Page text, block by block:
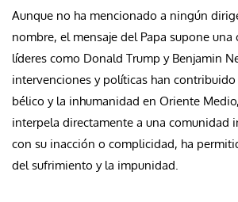
Aunque no ha mencionado a ningún
nombre, el mensaje del Papa supone una
líderes como Donald Trump y Benjamin
intervenciones y políticas han
bélico y la inhumanidad en Oriente
interpela directamente a una comunidad
con su inacción o complicidad, ha
del sufrimiento y la impunidad.